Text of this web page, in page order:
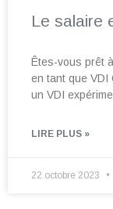
Le salaire
Êtes-vous prêt
en tant que VDI
un VDI
LIRE PLUS »
22 octobre 2023